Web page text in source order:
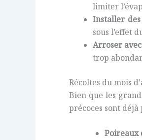
limiter
Installer
sous l’effet
Arroser
trop
Récoltes du mois
Bien que les
précoces sont
Poireaux